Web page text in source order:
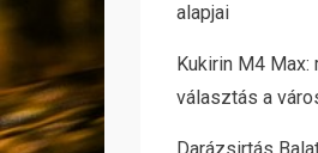
alapjai
Kukirin M4 Max:
választás a